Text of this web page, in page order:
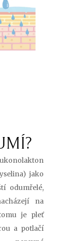
jako
odumřelé,
na
je pleť
a potlačí